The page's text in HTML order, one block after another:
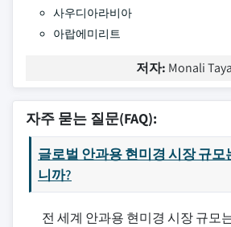
사우디아라비아
아랍에미리트
저자: Monali
자주 묻는 질문(FAQ):
글로벌 안과용 현미경 시장 규모
니까?
전 세계 안과용 현미경 시장 규모